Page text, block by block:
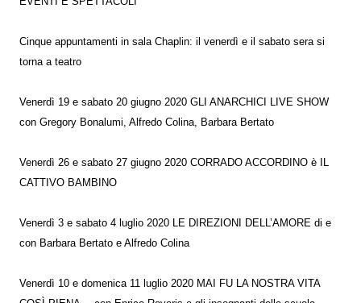
Cinque appuntamenti in sala Chaplin: il venerdì e il sabato sera si
torna a teatro
Venerdì 19 e sabato 20 giugno 2020 GLI ANARCHICI LIVE SHOW
con Gregory Bonalumi, Alfredo Colina, Barbara Bertato
Venerdì 26 e sabato 27 giugno 2020 CORRADO ACCORDINO è IL
CATTIVO BAMBINO
Venerdì 3 e sabato 4 luglio 2020 LE DIREZIONI DELL’AMORE di e
con Barbara Bertato e Alfredo Colina
Venerdì 10 e domenica 11 luglio 2020 MAI FU LA NOSTRA VITA